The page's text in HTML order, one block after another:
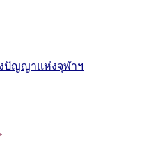
ปัญญาแห่งจุฬาฯ